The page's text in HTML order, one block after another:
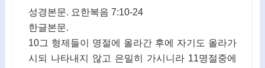
성경본문. 요한복음 7:10-24
한글본문.
10그 형제들이 명절에 올라간 후에 자기도 올라가
시되 나타내지 않고 은밀히 가시니라 11명절중에